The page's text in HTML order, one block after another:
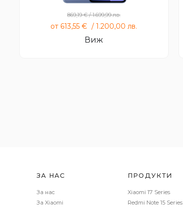
869,19€/1.699,99лв.
от 613,55€ /1.200,00лв.
Виж
ЗА НАС
За нас
За Xiaomi
ПРОДУКТИ
Xiaomi 17 Series
Redmi Note 15 Series